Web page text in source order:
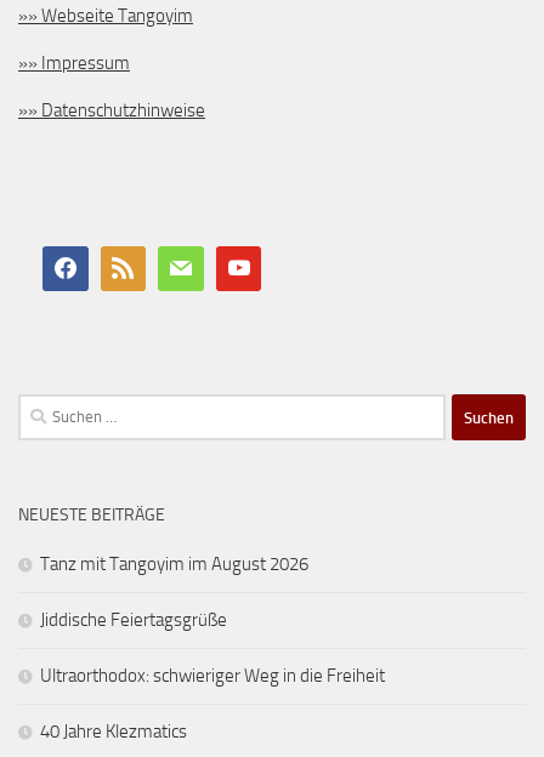
»» Webseite Tangoyim
»» Impressum
»» Datenschutzhinweise
Suchen
nach:
NEUESTE BEITRÄGE
Tanz mit Tangoyim im August 2026
Jiddische Feiertagsgrüße
Ultraorthodox: schwieriger Weg in die Freiheit
40 Jahre Klezmatics